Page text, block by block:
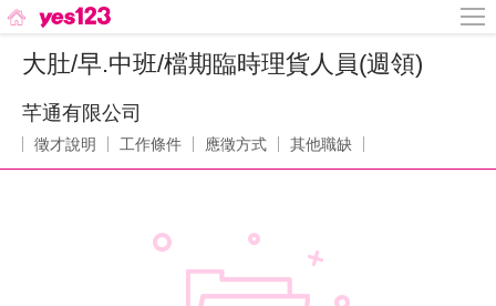
大肚/早.中班/檔期臨時理貨人員(週領)
芊通有限公司
徵才說明 工作條件 應徵方式 其他職缺